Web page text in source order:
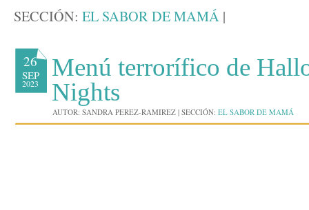
SECCIÓN: EL SABOR DE MAMÁ |
26
SEP
2023
Menú terrorífico de
Nights
AUTOR: SANDRA PEREZ-RAMIREZ | SECCIÓN: EL SABOR DE MAMÁ